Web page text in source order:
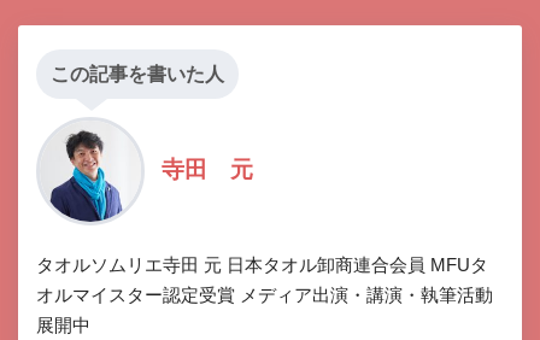
この記事を書いた人
寺田 元
タオルソムリエ寺田 元 日本タオル卸商連合会員 MFUタ
オルマイスター認定受賞 メディア出演・講演・執筆活動
展開中